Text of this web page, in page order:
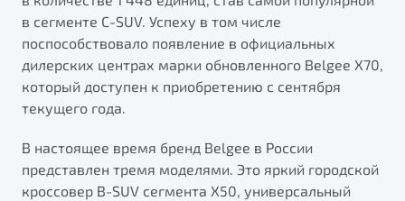
от 1 699 990 ₽*
Обзор В наличии
X70
Подробно
Тест-драйв
Автокредит
Спецпредложения
Будьте еще более уверены на дорогах с программой
"Помощь на дорогах"
Преимущества программы
в сегменте C-SUV. Успеху в том числе
поспособствовало появление в официальных
дилерских центрах марки обновленного Belgee X70,
который доступен к приобретению с сентября
текущего года.
В настоящее время бренд Belgee в России
представлен тремя моделями. Это яркий городской
кроссовер B-SUV сегмента X50, универсальный